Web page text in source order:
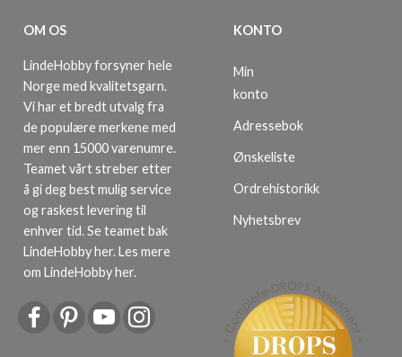
OM OS
LindeHobby forsyner hele
Norge med kvalitetsgarn.
Vi har et bredt utvalg fra
de populære merkene med
mer enn 15000 varenumre.
Teamet vårt streber etter
å gi deg best mulig service
og raskest levering til
enhver tid. Se teamet bak
LindeHobby her.Les mere
om LindeHobby her.
KONTO
Min
konto
Adressebok
Ønskeliste
Ordrehistorikk
Nyhetsbrev